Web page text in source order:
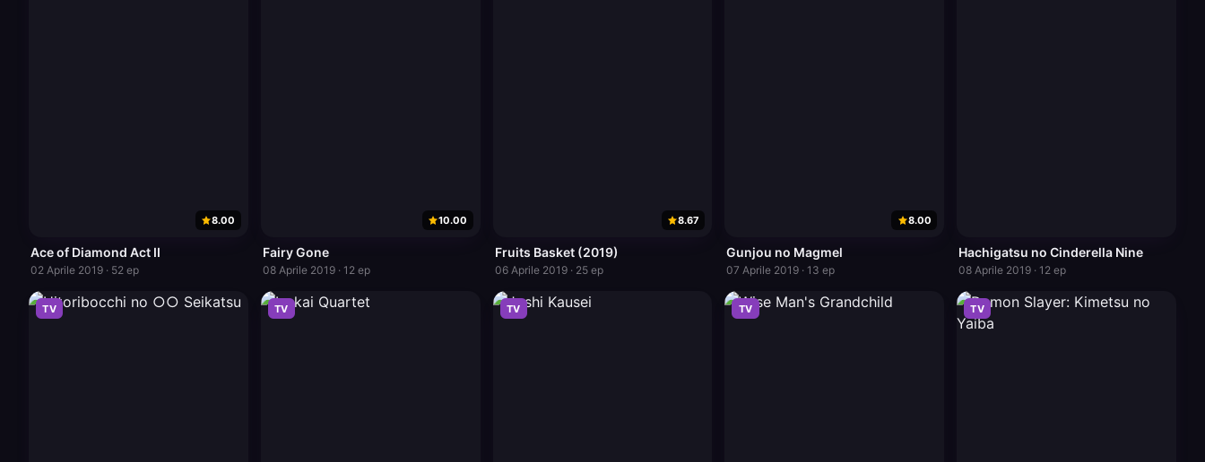
8.00
Ace of Diamond Act II
02 Aprile 2019 · 52 ep
10.00
Fairy Gone
08 Aprile 2019 · 12 ep
8.67
Fruits Basket (2019)
06 Aprile 2019 · 25 ep
8.00
Gunjou no Magmel
07 Aprile 2019 · 13 ep
Hachigatsu no Cinderella Nine
08 Aprile 2019 · 12 ep
TV TV TV TV TV